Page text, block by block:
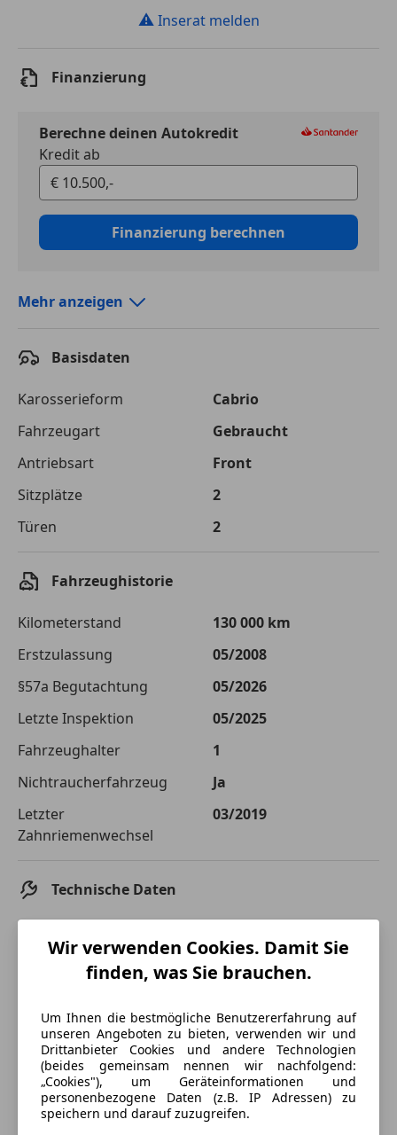
⚠ Inserat melden
Finanzierung
Berechne deinen Autokredit
Kredit ab
Finanzierung berechnen
Laufzeit
Kreditbetrag
€ 10 500,-
Zu zahlender
Gesamtbetrag
€ 16 682,-
Einberechnete Gebühren
€ 0,-
Effektivzinsatz
10,52 %
Der Kreditrechner enthält repräsentative Werte, zu denen wir
typischerweise Kredite vergeben. Der Sollzinssatz ist
bonitätsabhängig. Laufzeit mindestens 12, höchstens 120 Monate.
Gültig für Neukunden bei Online-Abschluss. Erfüllung banküblicher
Bonitätskriterien vorausgesetzt.
Jetzt berechnen
Mehr anzeigen
Basisdaten
Karosserieform
Cabrio
Fahrzeugart
Gebraucht
Antriebsart
Front
Sitzplätze
2
Türen
2
Fahrzeughistorie
Kilometerstand
130 000 km
Erstzulassung
05/2008
§57a Begutachtung
05/2026
Letzte Inspektion
05/2025
Fahrzeughalter
1
Nichtraucherfahrzeug
Ja
Letzter
Zahnriemenwechsel
03/2019
Technische Daten
Schaltgetriebe
Gänge
5
Zylinder
4
Wir verwenden Cookies. Damit Sie
finden, was Sie brauchen.
Um Ihnen die bestmögliche Benutzererfahrung auf
unseren Angeboten zu bieten, verwenden wir und
Drittanbieter Cookies und andere Technologien
(beides gemeinsam nennen wir nachfolgend:
„Cookies"), um Geräteinformationen und
personenbezogene Daten (z.B. IP Adressen) zu
speichern und darauf zuzugreifen.